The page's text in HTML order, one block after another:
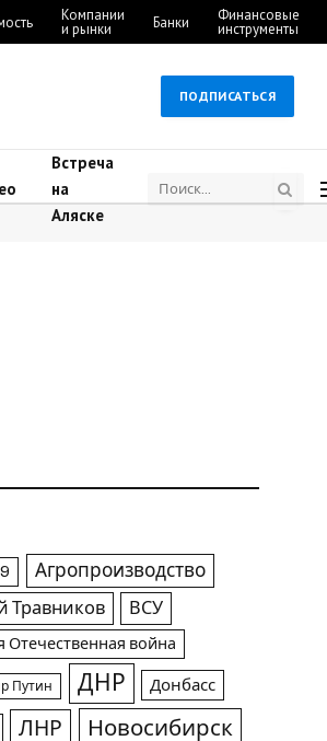
Компании
и рынки Банки Финансовые
инструменты
ПОДПИСАТЬСЯ
Встреча
на
Аляске
Агропроизводство
Травников ВСУ
Отечественная война
Путин ДНР Донбасс
ЛНР Новосибирск